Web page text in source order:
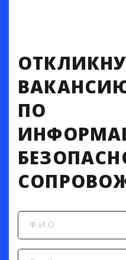
ПО
Ф.И.О